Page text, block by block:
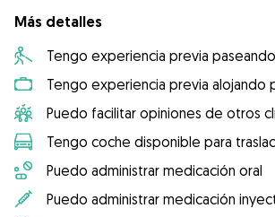
Más detalles
Tengo experiencia previa
Tengo experiencia previa alojando
Puedo facilitar opiniones de otros
Tengo coche disponible para
Puedo administrar medicación oral
Puedo administrar medicación